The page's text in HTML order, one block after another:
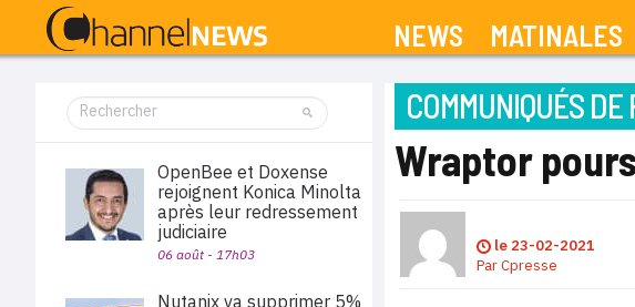
NEWS MATINALES
COMMUNIQUÉS DE
Wraptor
le 23-02-2021
ParCpresse
OpenBee et Doxense
rejoignent Konica Minolta
après leur redressement
judiciaire
06 août - 17h03
Nutanix va supprimer 5%